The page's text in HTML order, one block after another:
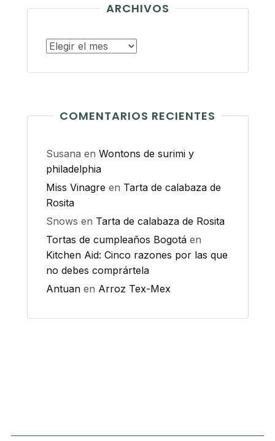
ARCHIVOS
Archivos
COMENTARIOS RECIENTES
Susana en Wontons de surimi y
philadelphia
Miss Vinagre en Tarta de calabaza de
Rosita
Snows en Tarta de calabaza de Rosita
Tortas de cumpleaños Bogotáen
Kitchen Aid: Cinco razones por las que
no debes comprártela
Antuanen Arroz Tex-Mex